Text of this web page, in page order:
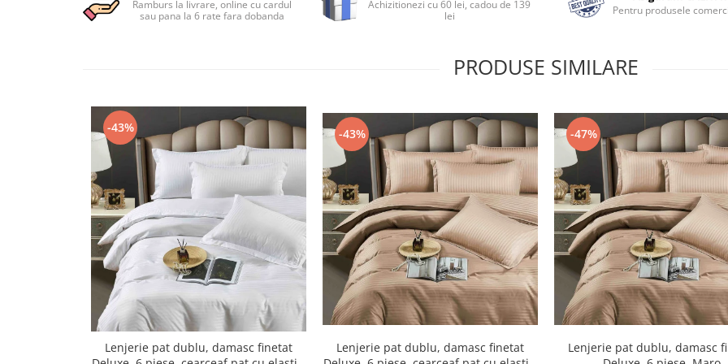
Set Lenjerie Pat Blanita Iepure, 6
Pilota / Cuvertura Inclusa
Set Lenjerie De Pat Jacquard Regal,
11 Piese, Cuvertura Inclusa
Lenjerii Damasc Egiptean King Size
Lenjerii De Pat, Finet Premium, 1
Lenjerii De Pat Damasc 1 Persoana
Lenjerii De Pat, Imprimeu 3D, 1
Ramburs la livrare, online cu cardul
sau pana la 6 rate fara dobanda
Achizitionezi cu 60 lei, cadou de 139
lei
Pentru produsele
PRODUSE SIMILARE
-43%
Lenjerie pat dublu, damasc finetat
-43%
Lenjerie pat dublu, damasc finetat
-47%
Lenjerie pat dublu, damasc